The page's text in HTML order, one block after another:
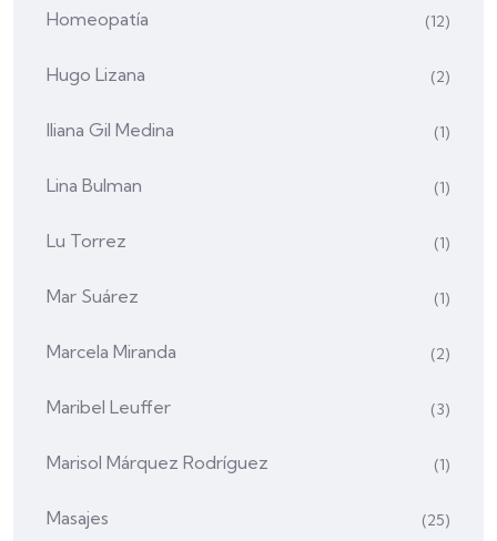
Homeopatía (12)
Hugo Lizana (2)
Iliana Gil Medina (1)
Lina Bulman (1)
Lu Torrez (1)
Mar Suárez (1)
Marcela Miranda (2)
Maribel Leuffer (3)
Marisol Márquez Rodríguez (1)
Masajes (25)